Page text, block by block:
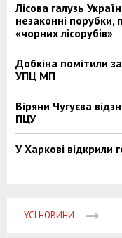
Лісова галузь
незаконні порубки,
«чорних лісорубів»
Добкіна помітили
УПЦ МП
Віряни Чугуєва
ПЦУ
У Харкові відкрили
УСІ НОВИНИ